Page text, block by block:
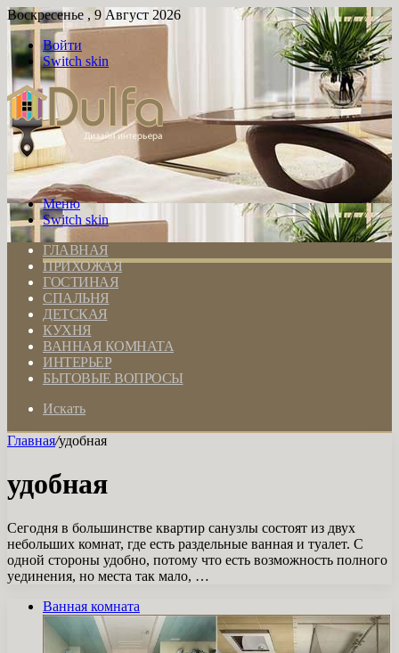
Воскресенье , 9 Август 2026
Войти
Switch skin
Меню
Switch skin
ГЛАВНАЯ
ПРИХОЖАЯ
ГОСТИНАЯ
СПАЛЬНЯ
ДЕТСКАЯ
КУХНЯ
ВАННАЯ КОМНАТА
ИНТЕРЬЕР
БЫТОВЫЕ ВОПРОСЫ
Искать
Главная/удобная
удобная
Сегодня в большинстве квартир санузлы состоят из двух
небольших комнат, где есть раздельные ванная и туалет. С
одной стороны удобно, потому что есть возможность полного
уединения, но места так мало, …
Ванная комната